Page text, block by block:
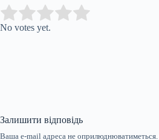
Rate this item:
No votes yet.
Залишити відповідь
Ваша e-mail адреса не оприлюднюватиметься.